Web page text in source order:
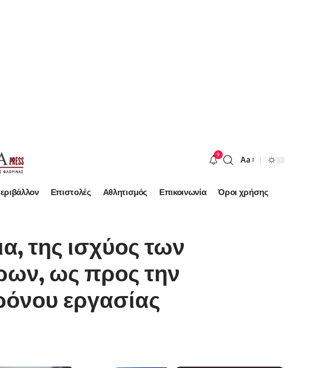
9
Font
Aa
Επιστολές Αθλητισμός Επικοινωνία Όροι χρήσης
της ισχύος των
ως προς την
εργασίας